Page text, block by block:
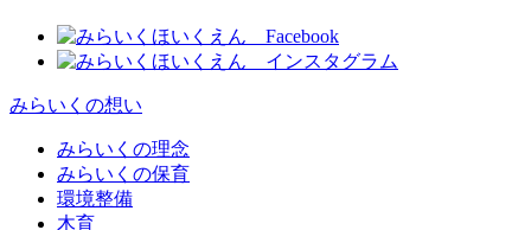
みらいくの想い
みらいくの理念
みらいくの保育
環境整備
木育